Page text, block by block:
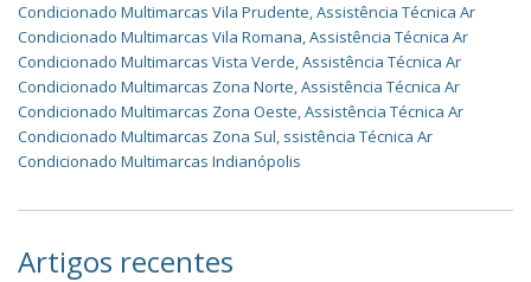
Condicionado Multimarcas Vila Prudente,Assistência Técnica Ar
Condicionado Multimarcas Vila Romana,Assistência Técnica Ar
Condicionado Multimarcas Vista Verde,Assistência Técnica Ar
Condicionado Multimarcas Zona Norte,Assistência Técnica Ar
Condicionado Multimarcas Zona Oeste,Assistência Técnica Ar
Condicionado Multimarcas Zona Sul, ssistência Técnica Ar
Condicionado Multimarcas Indianópolis
Artigos recentes